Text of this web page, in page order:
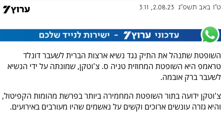
ט"ו באב תשפ"ג 2.08.23, 3:11
השופטת שתנהל את התיק נגד נשיא ארצות הברית לשעבר דונלד
טראמפ היא השופטת המחוזית טניה ס. צ'וטקן, שמונתה על ידי הנשיא
לשעבר ברק אובמה.
צ'וטקן ידועה בתור השופטת המחמירה ביותר בפרשת מהומות הקפיטול,
והיא גזרה עונשים ארוכים וקשים על נאשמים שהיו מעורבים באירועים.